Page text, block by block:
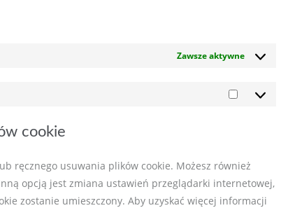
Zawsze aktywne
Marketing
cookie
ręcznego usuwania plików cookie. Możesz również
opcją jest zmiana ustawień przeglądarki internetowej,
zostanie umieszczony. Aby uzyskać więcej informacji